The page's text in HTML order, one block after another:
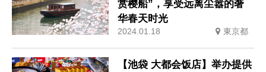
赏樱船”，享受远离尘嚣的奢
华春天时光
2024.01.18 東京都
【池袋 大都会饭店】举办提供